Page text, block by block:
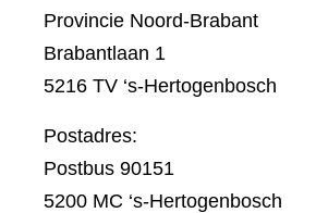
Provincie Noord-Brabant
Brabantlaan 1
5216 TV ‘s-Hertogenbosch
Postadres:
Postbus 90151
5200 MC ‘s-Hertogenbosch